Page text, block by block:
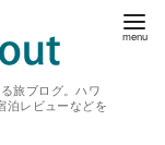
旅ブログ。ハワ
泊レビューなどを